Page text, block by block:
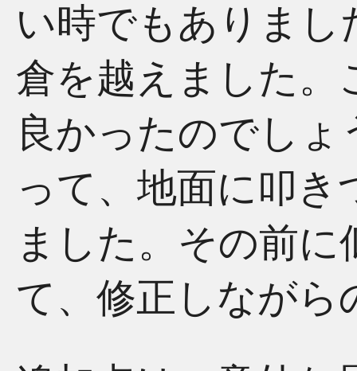
い時でもありまし
倉を越えました。
良かったのでし
って、地面に叩
ました。その前
て、修正しながら